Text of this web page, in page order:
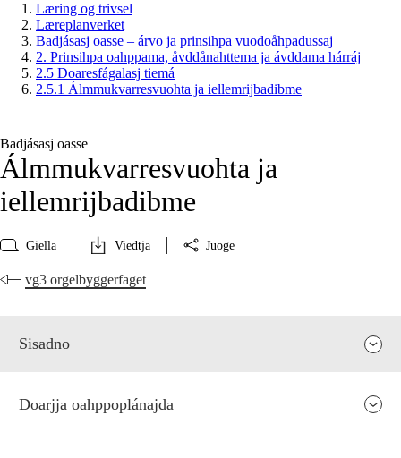
Læring og trivsel
Læreplanverket
Badjásasj oasse – árvo ja prinsihpa vuodoåhpadussaj
2. Prinsihpa oahppama, åvddånahttema ja ávddama hárráj
2.5 Doaresfágalasj tiemá
2.5.1 Álmmukvarresvuohta ja iellemrijbadibme
Badjásasj oasse
Álmmukvarresvuohta ja
iellemrijbadibme
Giella Viedtja Juoge
vg3 orgelbyggerfaget
Sisadno
Doarjja oahppoplánajda